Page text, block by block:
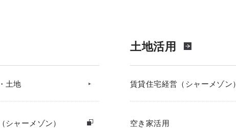
土地
シャーメゾン）
土地活用
賃貸住宅経営（シャーメゾン）
空き家活用